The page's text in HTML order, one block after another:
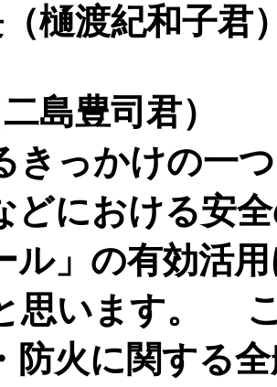
樋渡紀和子
二島豊司君）
きっかけの一
どにおける安
ル」の有効活
思います。
防火に関する